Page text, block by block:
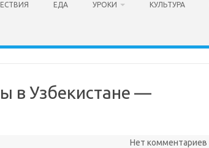
ЕДА УРОКИ КУЛЬТУРА
в Узбекистане —
Нет комментариев